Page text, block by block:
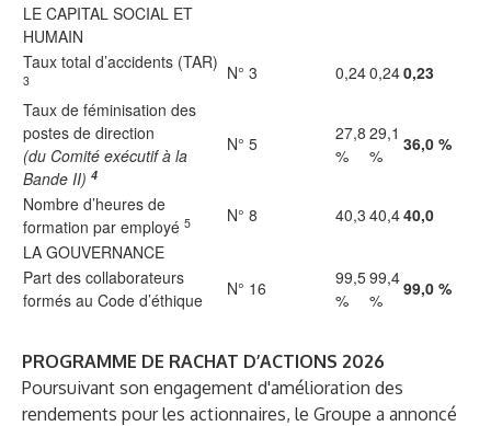
LE CAPITAL SOCIAL ET
HUMAIN
Taux total d’accidents (TAR)
3 N° 3 0,240,240,23
Taux de féminisation des
postes de direction
(du Comité exécutif à la
Bande II) 4
N° 5
27,8
%
29,1
%
36,0 %
Nombre d’heures de
formation par employé 5 N° 8 40,3 40,440,0
LA GOUVERNANCE
Part des collaborateurs
formés au Code d’éthique
N° 16
99,5
%
99,4
%
99,0 %
PROGRAMME DE RACHAT D’ACTIONS 2026
Poursuivant son engagement d'amélioration des
rendements pour les actionnaires, le Groupe a annoncé